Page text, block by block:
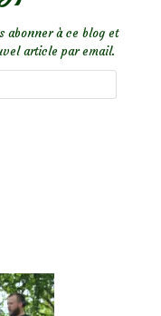
abonner à ce blog et
article par email.